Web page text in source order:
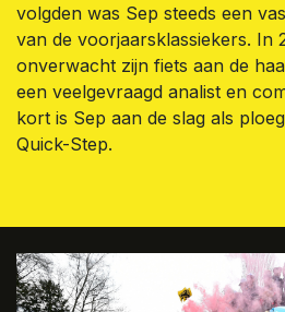
volgden was Sep steeds een
van de voorjaarsklassiekers. In
onverwacht zijn fiets aan de
een veelgevraagd analist en
kort is Sep aan de slag als
Quick-Step.